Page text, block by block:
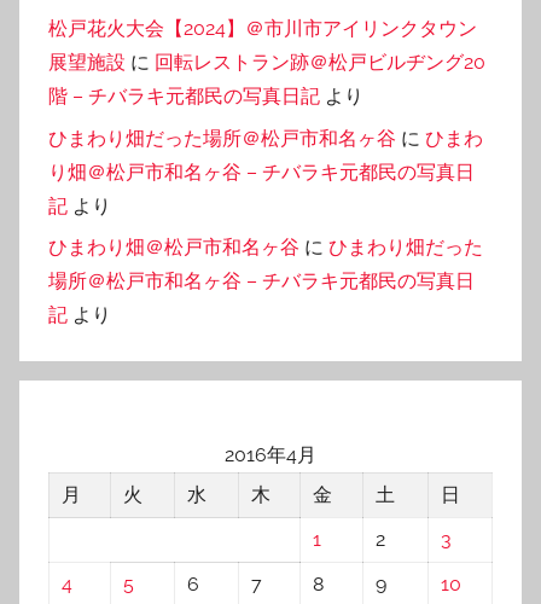
松戸花火大会【2024】＠市川市アイリンクタウン
展望施設 に 回転レストラン跡＠松戸ビルヂング20
階 – チバラキ元都民の写真日記 より
ひまわり畑だった場所＠松戸市和名ヶ谷 に ひまわ
り畑＠松戸市和名ヶ谷 – チバラキ元都民の写真日
記 より
ひまわり畑＠松戸市和名ヶ谷 に ひまわり畑だった
場所＠松戸市和名ヶ谷 – チバラキ元都民の写真日
記 より
2016年4月
月
火 水 木 金 土
日
1
2
3
4
5 6 7 8 9
10